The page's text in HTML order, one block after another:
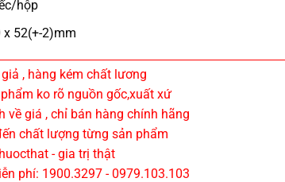
hộp
x 52(+-2)mm
, hàng kém chất lương
ko rõ nguồn gốc,xuất xứ
về giá , chỉ bán hàng chính hãng
chất lượng từng sản phẩm
- gia trị thật
phí: 1900.3297 - 0979.103.103